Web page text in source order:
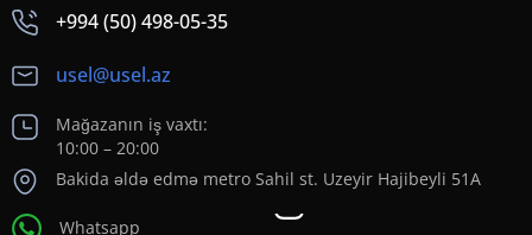
+994 (50) 498-05-35
usel@usel.az
Mağazanın iş vaxtı:
10:00 – 20:00
Bakida əldə edmə metro Sahil st. Uzeyir Hajibeyli 51A
Whatsapp